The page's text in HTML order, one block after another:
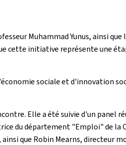
Muhammad Yunus, ainsi
cette initiative représente une
sociale et d'innovation
Elle a été suivie d'un panel
du département "Emploi" de la
que Robin Mearns, directeur